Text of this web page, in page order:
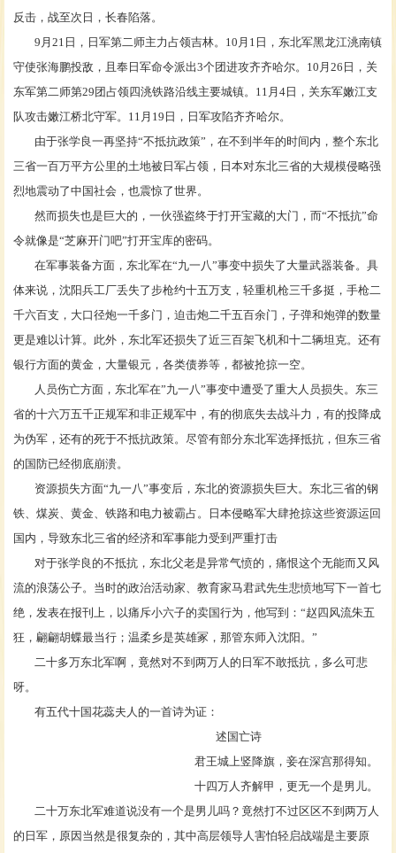
反击，战至次日，长春陷落。
9月21日，日军第二师主力占领吉林。10月1日，东北军黑龙江洮南镇
守使张海鹏投敌，且奉日军命令派出3个团进攻齐齐哈尔。10月26日，关
东军第二师第29团占领四洮铁路沿线主要城镇。11月4日，关东军嫩江支
队攻击嫩江桥北守军。11月19日，日军攻陷齐齐哈尔。
由于张学良一再坚持“不抵抗政策”，在不到半年的时间内，整个东北
三省一百万平方公里的土地被日军占领，日本对东北三省的大规模侵略强
烈地震动了中国社会，也震惊了世界。
然而损失也是巨大的，一伙强盗终于打开宝藏的大门，而“不抵抗”命
令就像是“芝麻开门吧”打开宝库的密码。
在军事装备方面，东北军在“九一八”事变中损失了大量武器装备。具
体来说，沈阳兵工厂丢失了步枪约十五万支，轻重机枪三千多挺，手枪二
千六百支，大口径炮一千多门，迫击炮二千五百余门，子弹和炮弹的数量
更是难以计算。此外，东北军还损失了近三百架飞机和十二辆坦克‌。还有
银行方面的黄金，大量银元，各类债券等，都被抢掠一空。
人员伤亡方面，东北军在”九一八”事变中遭受了重大人员损失。东三
省的十六万五千正规军和非正规军中，有的彻底失去战斗力，有的投降成
为伪军，还有的死于不抵抗政策。尽管有部分东北军选择抵抗，但东三省
的国防已经彻底崩溃‌。
资源损失方面“九一八”事变后，东北的资源损失巨大。东北三省的钢
铁、煤炭、黄金、铁路和电力被霸占。日本侵略军大肆抢掠这些资源运回
国内，导致东北三省的经济和军事能力受到严重打击‌
对于张学良的不抵抗，东北父老是异常气愤的，痛恨这个无能而又风
流的浪荡公子。当时的政治活动家、教育家马君武先生悲愤地写下一首七
绝，发表在报刊上，以痛斥小六子的卖国行为，他写到： “赵四风流朱五
狂，翩翩胡蝶最当行；温柔乡是英雄冢，那管东师入沈阳。”
二十多万东北军啊，竟然对不到两万人的日军不敢抵抗，多么可悲
呀。
有五代十国花蕊夫人的一首诗为证：
述国亡诗
君王城上竖降旗，妾在深宫那得知。
十四万人齐解甲，更无一个是男儿。
二十万东北军难道说没有一个是男儿吗？竟然打不过区区不到两万人
的日军，原因当然是很复杂的，其中高层领导人害怕轻启战端是主要原